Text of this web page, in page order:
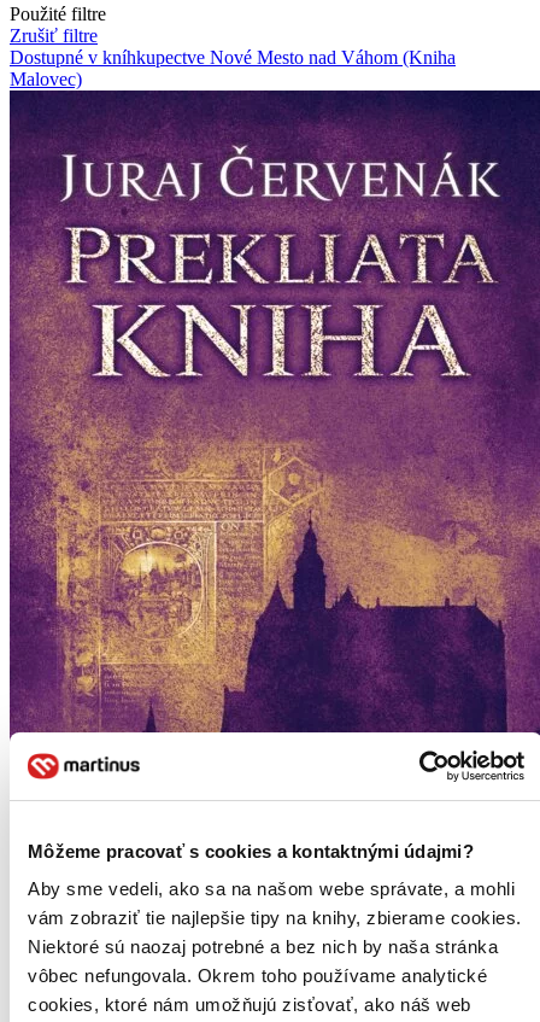
Môžeme pracovať s cookies a kontaktnými údajmi?
Aby sme vedeli, ako sa na našom webe správate, a mohli
vám zobraziť tie najlepšie tipy na knihy, zbierame cookies.
Niektoré sú naozaj potrebné a bez nich by naša stránka
vôbec nefungovala. Okrem toho používame analytické
cookies, ktoré nám umožňujú zisťovať, ako náš web
Použité filtre
Zrušiť filtre
Dostupné v kníhkupectve Nové Mesto nad Váhom (Kniha
Malovec)
Prekliata knihaV pevnosti Košice záhadne zmizol cisársky vyslanec